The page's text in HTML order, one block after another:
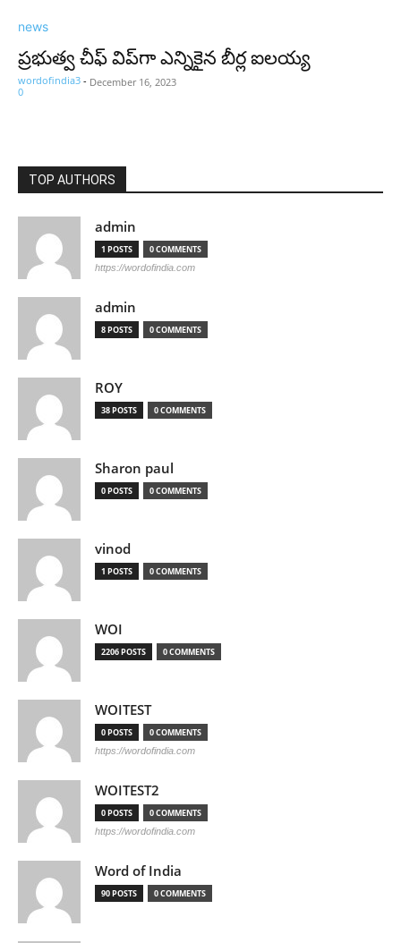
news
ప్రభుత్వ చీఫ్ విప్‌గా ఎన్నికైన బీర్ల ఐలయ్య
wordofindia3 - December 16, 2023
0
TOP AUTHORS
admin
1 POSTS 0 COMMENTS
https://wordofindia.com
admin
8 POSTS 0 COMMENTS
ROY
38 POSTS 0 COMMENTS
Sharon paul
0 POSTS 0 COMMENTS
vinod
1 POSTS 0 COMMENTS
WOI
2206 POSTS 0 COMMENTS
WOITEST
0 POSTS 0 COMMENTS
https://wordofindia.com
WOITEST2
0 POSTS 0 COMMENTS
https://wordofindia.com
Word of India
90 POSTS 0 COMMENTS